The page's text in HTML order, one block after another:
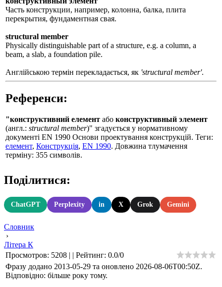
Часть конструкции, например, колонна, балка, плита
перекрытия, фундаментная свая.
structural member
Physically distinguishable part of a structure, e.g. a column, a
beam, a slab, a foundation pile.
Англійською термін перекладається, як 'structural member'.
Референси:
"конструктивний елемент або конструктивный элемент
(англ.: structural member)" згадується у нормативному
документі EN 1990 Основи проектування конструкцій. Теги:
елемент, Конструкція, EN 1990. Довжина тлумачення
терміну: 355 символів.
Поділитися:
ChatGPT Perplexity in X Grok Gemini
Словник
›
Літера К
Просмотров: 5208 | | Рейтинг: 0.0/0
Фразу додано 2013-05-29 та оновлено 2026-08-06T00:50Z.
Відповідно: більше року тому.